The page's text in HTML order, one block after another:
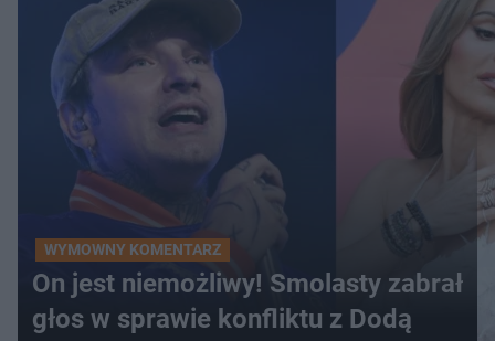
WYMOWNY KOMENTARZ
On jest niemożliwy! Smolasty zabrał
głos w sprawie konfliktu z Dodą